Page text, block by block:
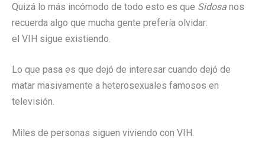
Quizá lo más incómodo de todo esto es que Sidosa nos
recuerda algo que mucha gente prefería olvidar:
el VIH sigue existiendo.
Lo que pasa es que dejó de interesar cuando dejó de
matar masivamente a heterosexuales famosos en
televisión.
Miles de personas siguen viviendo con VIH.